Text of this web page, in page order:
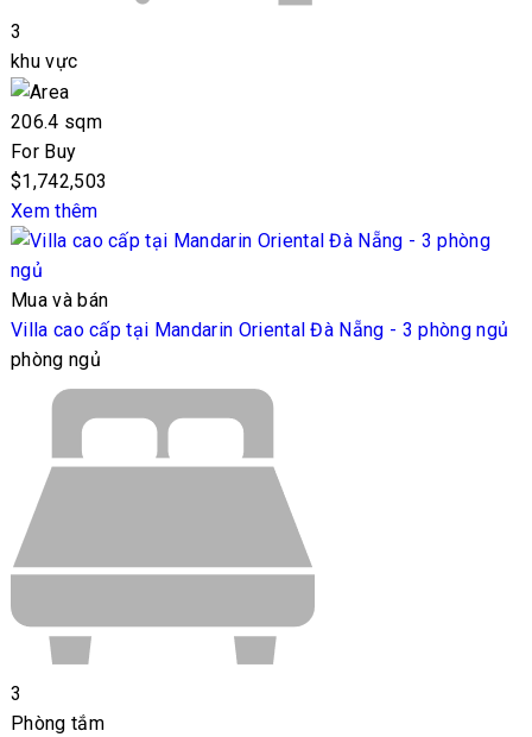
3
khu vực
206.4 sqm
For Buy
$1,742,503
Xem thêm
Mua và bán
Villa cao cấp tại Mandarin Oriental Đà Nẵng - 3 phòng ngủ
phòng ngủ
3
Phòng tắm